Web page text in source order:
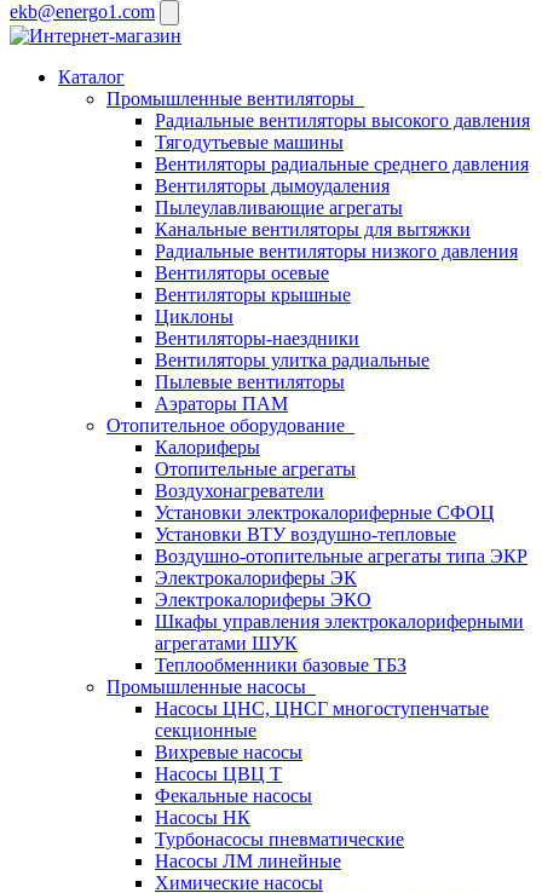
ekb@energo1.com
Каталог
Промышленные вентиляторы
Радиальные вентиляторы высокого давления
Тягодутьевые машины
Вентиляторы радиальные среднего давления
Вентиляторы дымоудаления
Пылеулавливающие агрегаты
Канальные вентиляторы для вытяжки
Радиальные вентиляторы низкого давления
Вентиляторы осевые
Вентиляторы крышные
Циклоны
Вентиляторы-наездники
Вентиляторы улитка радиальные
Пылевые вентиляторы
Аэраторы ПАМ
Отопительное оборудование
Калориферы
Отопительные агрегаты
Воздухонагреватели
Установки электрокалориферные СФОЦ
Установки ВТУ воздушно-тепловые
Воздушно-отопительные агрегаты типа ЭКР
Электрокалориферы ЭК
Электрокалориферы ЭКО
Шкафы управления электрокалориферными
агрегатами ШУК
Теплообменники базовые ТБЗ
Промышленные насосы
Насосы ЦНС, ЦНСГ многоступенчатые
секционные
Вихревые насосы
Насосы ЦВЦ Т
Фекальные насосы
Насосы НК
Турбонасосы пневматические
Насосы ЛМ линейные
Химические насосы